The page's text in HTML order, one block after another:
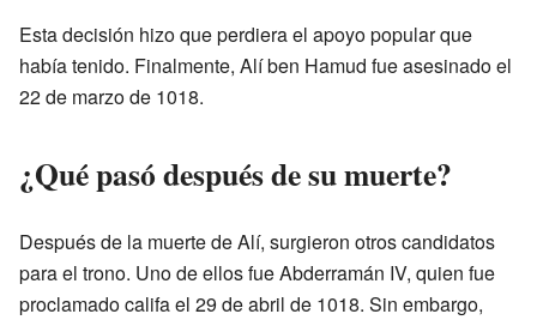
Esta decisión hizo que perdiera el apoyo popular que
había tenido. Finalmente, Alí ben Hamud fue asesinado el
22 de marzo de 1018.
¿Qué pasó después de su muerte?
Después de la muerte de Alí, surgieron otros candidatos
para el trono. Uno de ellos fue Abderramán IV, quien fue
proclamado califa el 29 de abril de 1018. Sin embargo,